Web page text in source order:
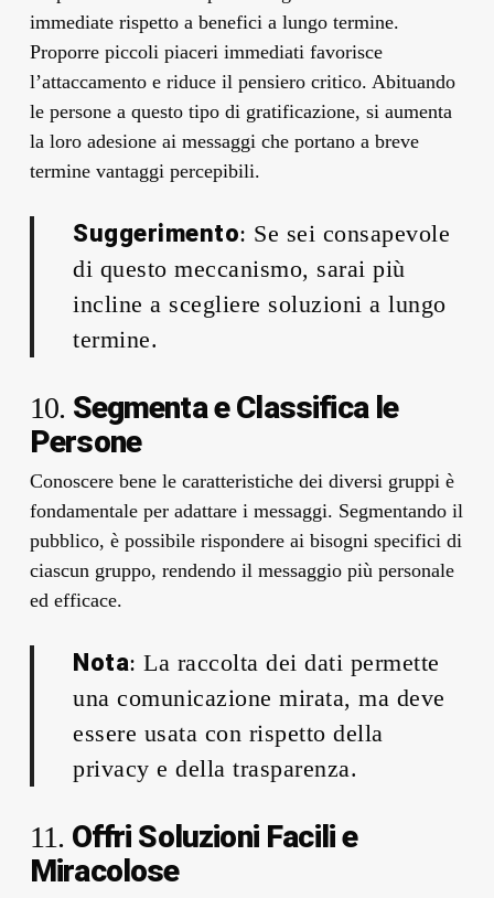
immediate rispetto a benefici a lungo termine.
Proporre piccoli piaceri immediati favorisce
l’attaccamento e riduce il pensiero critico. Abituando
le persone a questo tipo di gratificazione, si aumenta
la loro adesione ai messaggi che portano a breve
termine vantaggi percepibili.
Suggerimento: Se sei consapevole
di questo meccanismo, sarai più
incline a scegliere soluzioni a lungo
termine.
10. Segmenta e Classifica le
Persone
Conoscere bene le caratteristiche dei diversi gruppi è
fondamentale per adattare i messaggi. Segmentando il
pubblico, è possibile rispondere ai bisogni specifici di
ciascun gruppo, rendendo il messaggio più personale
ed efficace.
Nota: La raccolta dei dati permette
una comunicazione mirata, ma deve
essere usata con rispetto della
privacy e della trasparenza.
11. Offri Soluzioni Facili e
Miracolose